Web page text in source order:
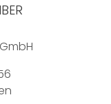
gewählt